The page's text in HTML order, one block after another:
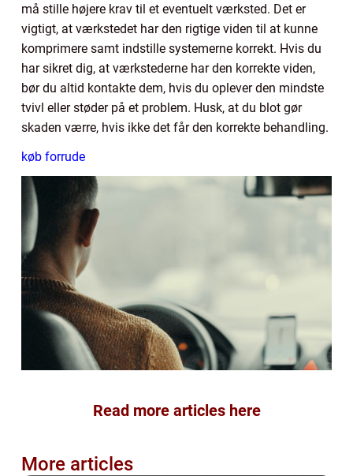
må stille højere krav til et eventuelt værksted. Det er
vigtigt, at værkstedet har den rigtige viden til at kunne
komprimere samt indstille systemerne korrekt. Hvis du
har sikret dig, at værkstederne har den korrekte viden,
bør du altid kontakte dem, hvis du oplever den mindste
tvivl eller støder på et problem. Husk, at du blot gør
skaden værre, hvis ikke det får den korrekte behandling.
køb forrude
Read more articles here
More articles